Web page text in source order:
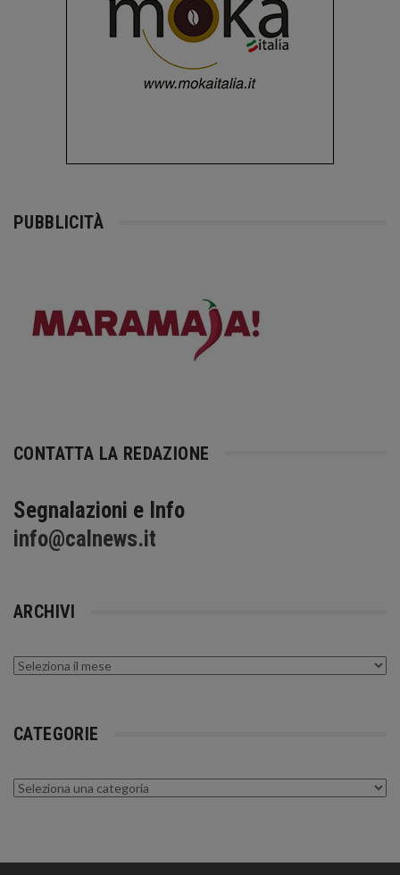
PUBBLICITÀ
CONTATTA LA REDAZIONE
Segnalazioni e Info
info@calnews.it
ARCHIVI
Archivi
CATEGORIE
Categorie